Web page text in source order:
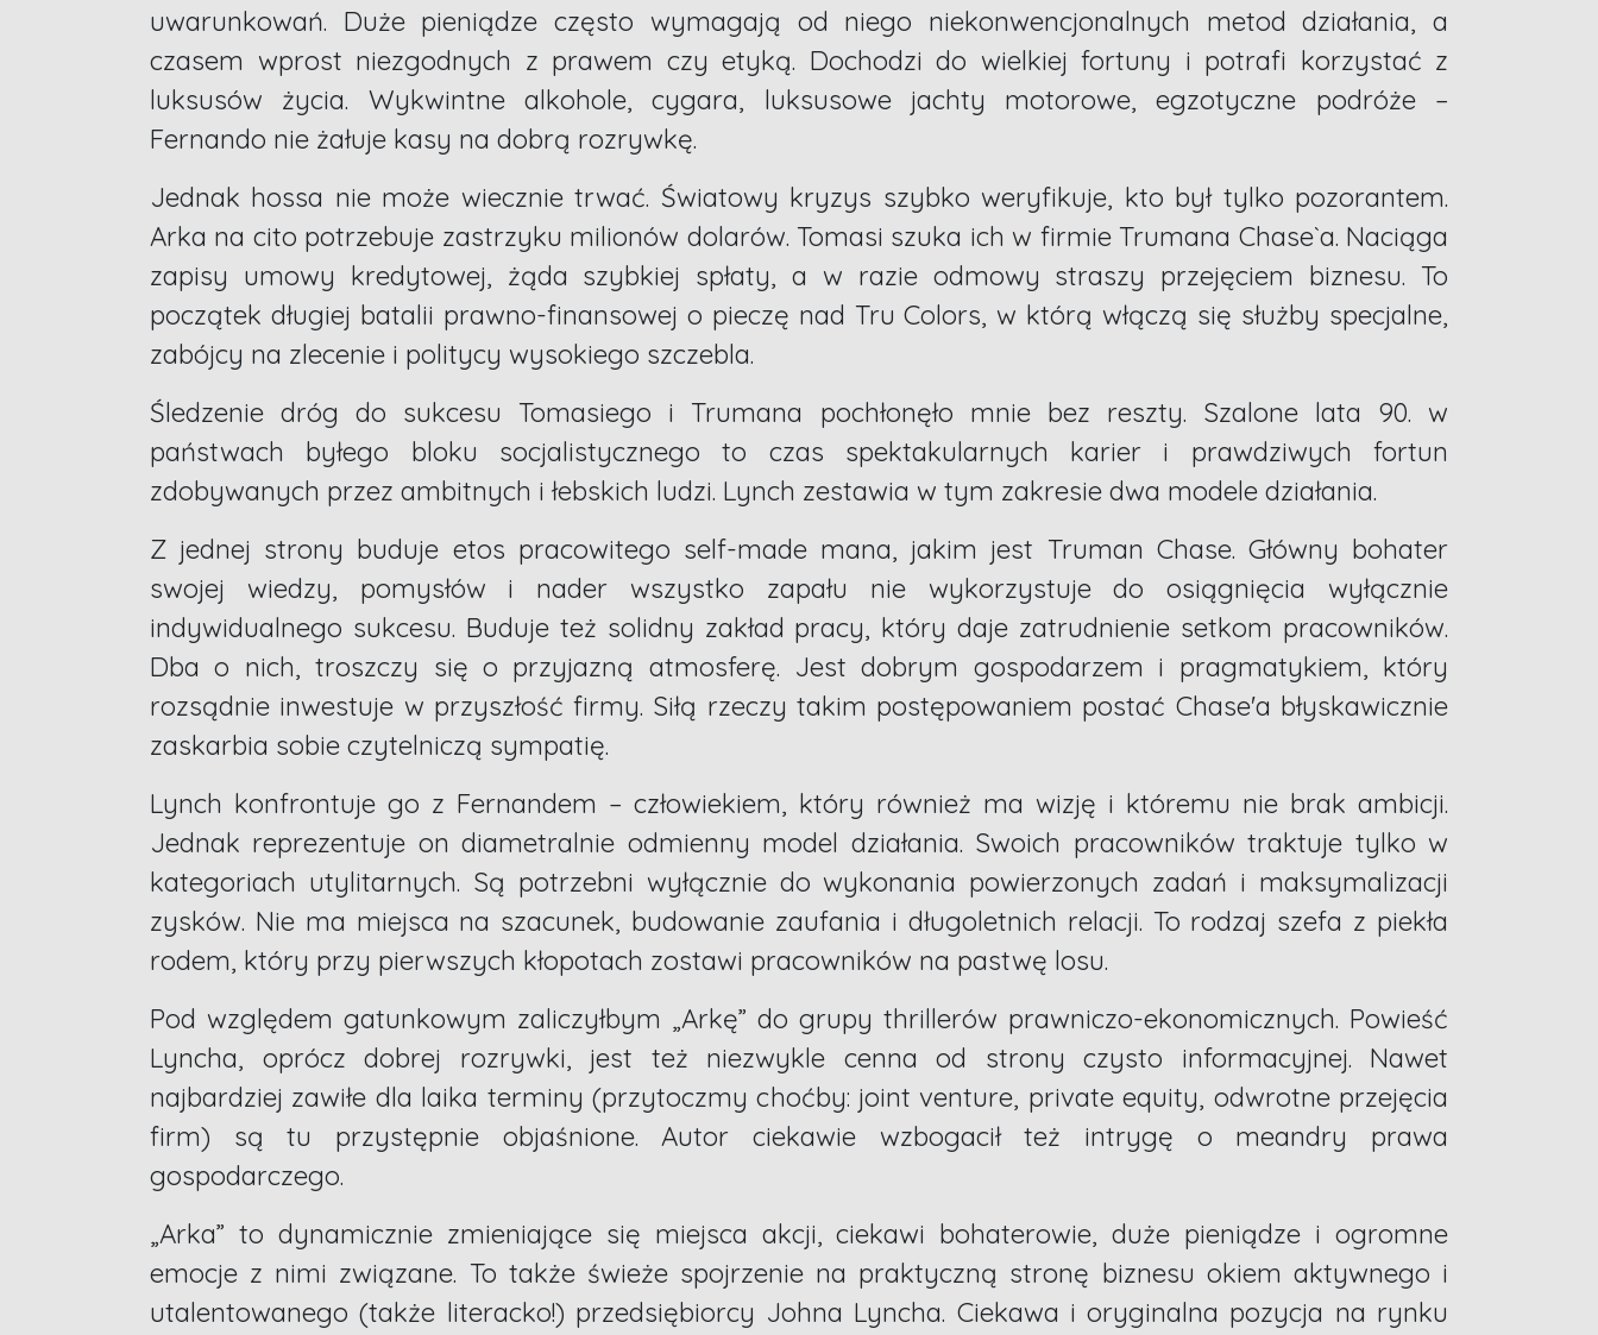
uwarunkowań. Duże pieniądze często wymagają od niego niekonwencjonalnych metod działania, a
czasem wprost niezgodnych z prawem czy etyką. Dochodzi do wielkiej fortuny i potrafi korzystać z
luksusów życia. Wykwintne alkohole, cygara, luksusowe jachty motorowe, egzotyczne podróże –
Fernando nie żałuje kasy na dobrą rozrywkę.
Jednak hossa nie może wiecznie trwać. Światowy kryzys szybko weryfikuje, kto był tylko pozorantem.
Arka na cito potrzebuje zastrzyku milionów dolarów. Tomasi szuka ich w firmie Trumana Chase`a. Naciąga
zapisy umowy kredytowej, żąda szybkiej spłaty, a w razie odmowy straszy przejęciem biznesu. To
początek długiej batalii prawno-finansowej o pieczę nad Tru Colors, w którą włączą się służby specjalne,
zabójcy na zlecenie i politycy wysokiego szczebla.
Śledzenie dróg do sukcesu Tomasiego i Trumana pochłonęło mnie bez reszty. Szalone lata 90. w
państwach byłego bloku socjalistycznego to czas spektakularnych karier i prawdziwych fortun
zdobywanych przez ambitnych i łebskich ludzi. Lynch zestawia w tym zakresie dwa modele działania.
Z jednej strony buduje etos pracowitego self-made mana, jakim jest Truman Chase. Główny bohater
swojej wiedzy, pomysłów i nader wszystko zapału nie wykorzystuje do osiągnięcia wyłącznie
indywidualnego sukcesu. Buduje też solidny zakład pracy, który daje zatrudnienie setkom pracowników.
Dba o nich, troszczy się o przyjazną atmosferę. Jest dobrym gospodarzem i pragmatykiem, który
rozsądnie inwestuje w przyszłość firmy. Siłą rzeczy takim postępowaniem postać Chase'a błyskawicznie
zaskarbia sobie czytelniczą sympatię.
Lynch konfrontuje go z Fernandem – człowiekiem, który również ma wizję i któremu nie brak ambicji.
Jednak reprezentuje on diametralnie odmienny model działania. Swoich pracowników traktuje tylko w
kategoriach utylitarnych. Są potrzebni wyłącznie do wykonania powierzonych zadań i maksymalizacji
zysków. Nie ma miejsca na szacunek, budowanie zaufania i długoletnich relacji. To rodzaj szefa z piekła
rodem, który przy pierwszych kłopotach zostawi pracowników na pastwę losu.
Pod względem gatunkowym zaliczyłbym „Arkę” do grupy thrillerów prawniczo-ekonomicznych. Powieść
Lyncha, oprócz dobrej rozrywki, jest też niezwykle cenna od strony czysto informacyjnej. Nawet
najbardziej zawiłe dla laika terminy (przytoczmy choćby: joint venture, private equity, odwrotne przejęcia
firm) są tu przystępnie objaśnione. Autor ciekawie wzbogacił też intrygę o meandry prawa
gospodarczego.
„Arka” to dynamicznie zmieniające się miejsca akcji, ciekawi bohaterowie, duże pieniądze i ogromne
emocje z nimi związane. To także świeże spojrzenie na praktyczną stronę biznesu okiem aktywnego i
utalentowanego (także literacko!) przedsiębiorcy Johna Lyncha. Ciekawa i oryginalna pozycja na rynku